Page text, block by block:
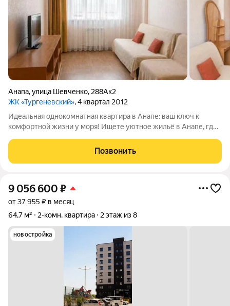
Анапа,улица Шевченко, 288Ак2
ЖК «Тургеневский», 4 квартал 2012
Идеальная однокомнатная квартира в Анапе: ваш ключ к
комфортной жизни у моря! Ищете уютное жильё в Анапе, где
внимание на однокомнатную квартиру площадью 44 кв.м.
Квартира расположена на 9м этаже
Позвонить
9 056 600 ₽
от 37 955 ₽ в месяц
64,7 м²
2-комн. квартира 2 этаж из 8
новостройка